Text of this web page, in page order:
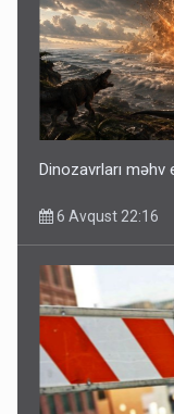
Dinozavrları məhv
6 Avqust 22:16